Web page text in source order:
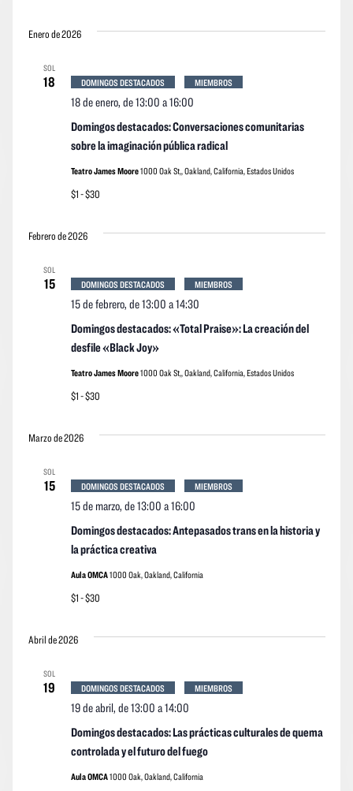
Enero de 2026
SOL
18
Domingos destacados: Conversaciones comunitarias
sobre la imaginación pública radical
18 de enero, de 13:00 a16:00
DOMINGOS DESTACADOS MIEMBROS
Teatro James Moore1000 Oak St,, Oakland, California, Estados Unidos
$1 - $30
Febrero de 2026
SOL
15
Domingos destacados: «Total Praise»: La creación del
desfile «Black Joy»
15 de febrero, de 13:00 a14:30
DOMINGOS DESTACADOS MIEMBROS
Teatro James Moore1000 Oak St,, Oakland, California, Estados Unidos
$1 - $30
Marzo de 2026
SOL
15
Domingos destacados: Antepasados trans en la historia y
la práctica creativa
15 de marzo, de 13:00 a16:00
DOMINGOS DESTACADOS MIEMBROS
Aula OMCA1000 Oak, Oakland, California
$1 - $30
Abril de 2026
SOL
19
Domingos destacados: Las prácticas culturales de quema
controlada y el futuro del fuego
19 de abril, de 13:00 a14:00
DOMINGOS DESTACADOS MIEMBROS
Aula OMCA1000 Oak, Oakland, California